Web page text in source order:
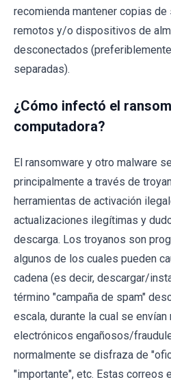
recomienda mantener copias
remotos y/o dispositivos de
desconectados
separadas).
¿Cómo infectó el
computadora?
El ransomware y otro malware
principalmente a través de
herramientas de activación
actualizaciones ilegítimas y
descarga. Los troyanos son
algunos de los cuales pueden
cadena (es decir, descargar/
término "campaña de spam"
escala, durante la cual se
electrónicos engañosos/
normalmente se disfraza de
"importante", etc. Estas correos